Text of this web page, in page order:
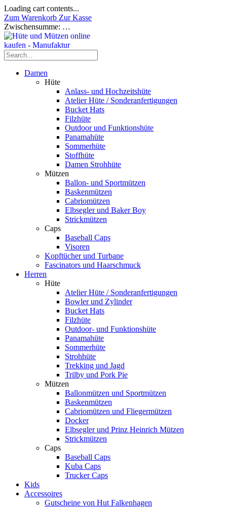
Loading cart contents...
Zum Warenkorb Zur Kasse
Zwischensumme: …
Damen
Hüte
Anlass- und Hochzeitshüte
Atelier Hüte / Sonderanfertigungen
Bucket Hats
Filzhüte
Outdoor und Funktionshüte
Panamahüte
Sommerhüte
Stoffhüte
Damen Strohhüte
Mützen
Ballon- und Sportmützen
Baskenmützen
Cabriomützen
Elbsegler und Baker Boy
Strickmützen
Caps
Baseball Caps
Visoren
Kopftücher und Turbane
Fascinators und Haarschmuck
Herren
Hüte
Atelier Hüte / Sonderanfertigungen
Bowler und Zylinder
Bucket Hats
Filzhüte
Outdoor- und Funktionshüte
Panamahüte
Sommerhüte
Strohhüte
Trekking und Jagd
Trilby und Pork Pie
Mützen
Ballonmützen und Sportmützen
Baskenmützen
Cabriomützen und Fliegermützen
Docker
Elbsegler und Prinz Heinrich Mützen
Strickmützen
Caps
Baseball Caps
Kuba Caps
Trucker Caps
Kids
Accessoires
Gutscheine von Hut Falkenhagen